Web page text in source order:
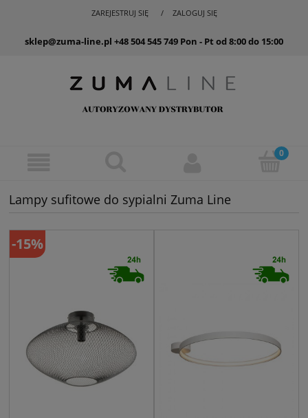
ZAREJESTRUJ SIĘ ZALOGUJ SIĘ
sklep@zuma-line.pl +48 504 545 749 Pon - Pt od 8:00 do 15:00
Lampy sufitowe do sypialni Zuma Line
-15%